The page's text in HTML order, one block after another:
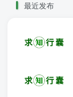
最近发布